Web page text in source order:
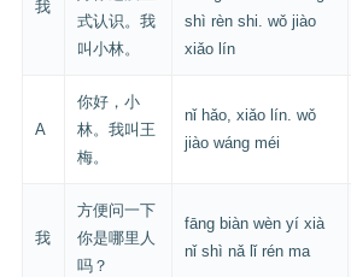
我
式认识。我
叫小林。
shì rèn shi. wǒ jiào
xiǎo lín
A
你好，小
林。我叫王
梅。
nǐ hǎo, xiǎo lín. wǒ
jiào wáng méi
我
方便问一下
你是哪里人
吗？
fāng biàn wèn yí xià
nǐ shì nǎ lǐ rén ma